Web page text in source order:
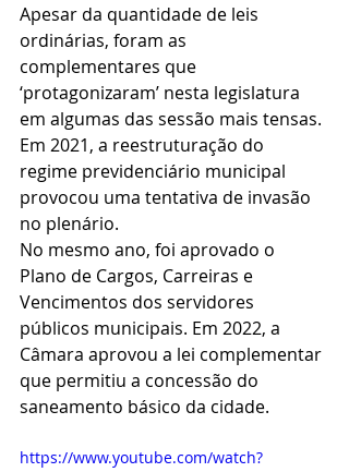
Apesar da quantidade de leis
ordinárias, foram as
complementares que
‘protagonizaram’ nesta legislatura
em algumas das sessão mais tensas.
Em 2021, a reestruturação do
regime previdenciário municipal
provocou uma tentativa de invasão
no plenário.
No mesmo ano, foi aprovado o
Plano de Cargos, Carreiras e
Vencimentos dos servidores
públicos municipais. Em 2022, a
Câmara aprovou a lei complementar
que permitiu a concessão do
saneamento básico da cidade.
https://www.youtube.com/watch?